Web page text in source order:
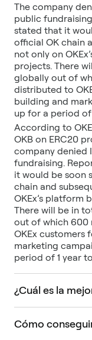
The company
public
stated that it
official OK chain
not only on
projects. There
globally out of
distributed to
building and
up for a period of
According to
OKB on ERC20
company denied
fundraising.
it would be soon
chain and
OKEx’s platform
There will be in
out of which 600
OKEx customers
marketing
period of 1 year
¿Cuál es la
Cómo